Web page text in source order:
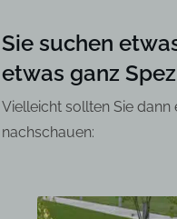
Sie suchen
etwas ganz
Vielleicht sollten Sie dann
nachschauen: